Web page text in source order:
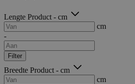
Lengte Product - cm
cm
-
Filter
Breedte Product - cm
cm